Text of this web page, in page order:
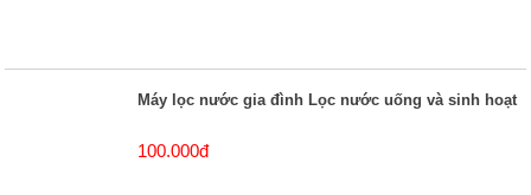
Máy lọc nước gia đình Lọc nước uống và sinh hoạt
100.000đ